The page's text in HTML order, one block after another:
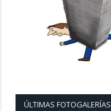
ÚLTIMAS FOTOGALERÍAS